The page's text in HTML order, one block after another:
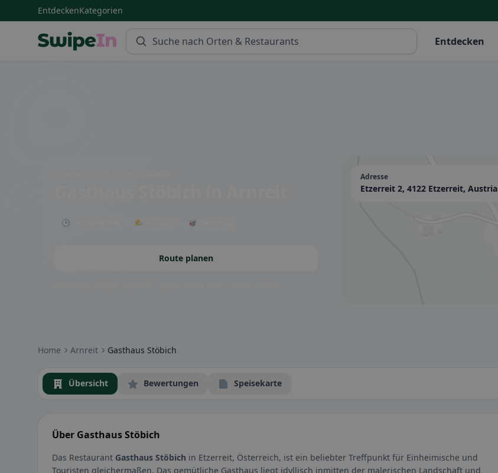
EntdeckenKategorien
Entdecken
🕒 Jetzt geöffnet 🌤 Terrasse 🥡 Takeaway
Route planen
Adresse
Etzerreit 2, 4122 Etzerreit, Austria
Home Arnreit Gasthaus Stöbich
Übersicht Bewertungen Speisekarte
Über Gasthaus Stöbich
Das Restaurant Gasthaus Stöbich in Etzerreit, Österreich, ist ein beliebter Treffpunkt für Einheimische und
Touristen gleichermaßen. Das gemütliche Gasthaus liegt idyllisch inmitten der malerischen Landschaft und